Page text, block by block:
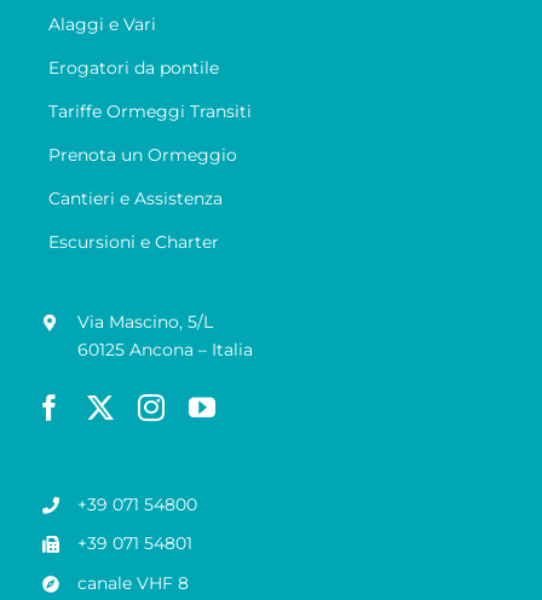
Alaggi e Vari
Erogatori da pontile
Tariffe Ormeggi Transiti
Prenota un Ormeggio
Cantieri e Assistenza
Escursioni e Charter
Via Mascino, 5/L
60125 Ancona – Italia
+39 071 54800
+39 071 54801
canale VHF 8